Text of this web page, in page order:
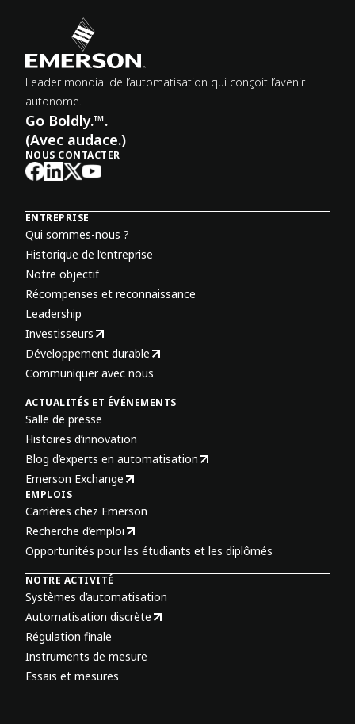
Leader mondial de l’automatisation qui conçoit l’avenir
autonome.
Go Boldly.™.
(Avec audace.)
NOUS CONTACTER
ENTREPRISE
Qui sommes-nous ?
Historique de l’entreprise
Notre objectif
Récompenses et reconnaissance
Leadership
Investisseurs
Développement durable
Communiquer avec nous
ACTUALITÉS ET ÉVÉNEMENTS
Salle de presse
Histoires d’innovation
Blog d’experts en automatisation
Emerson Exchange
EMPLOIS
Carrières chez Emerson
Recherche d’emploi
Opportunités pour les étudiants et les diplômés
NOTRE ACTIVITÉ
Systèmes d’automatisation
Automatisation discrète
Régulation finale
Instruments de mesure
Essais et mesures